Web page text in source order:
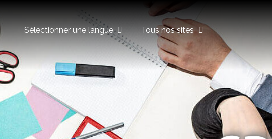
Sélectionner une langue Tous nos sites